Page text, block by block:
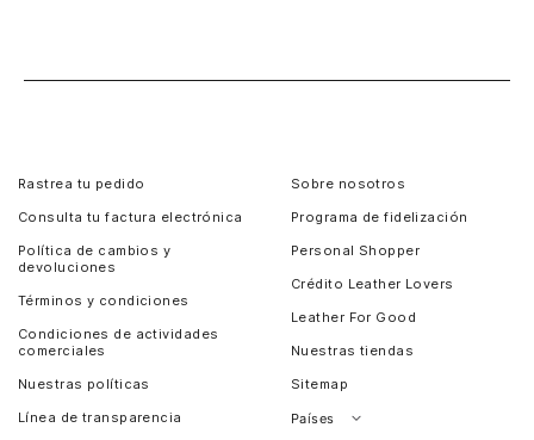
Rastrea tu pedido
Consulta tu factura electrónica
Política de cambios y
devoluciones
Términos y condiciones
Condiciones de actividades
comerciales
Nuestras políticas
Línea de transparencia
Sobre nosotros
Programa de fidelización
Personal Shopper
Crédito Leather Lovers
Leather For Good
Nuestras tiendas
Sitemap
Países